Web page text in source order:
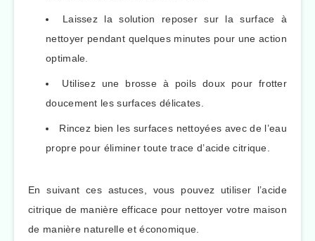
Laissez la solution reposer sur la surface à
nettoyer pendant quelques minutes pour une action
optimale.
Utilisez une brosse à poils doux pour frotter
doucement les surfaces délicates.
Rincez bien les surfaces nettoyées avec de l’eau
propre pour éliminer toute trace d’acide citrique.
En suivant ces astuces, vous pouvez utiliser l’acide
citrique de manière efficace pour nettoyer votre maison
de manière naturelle et économique.